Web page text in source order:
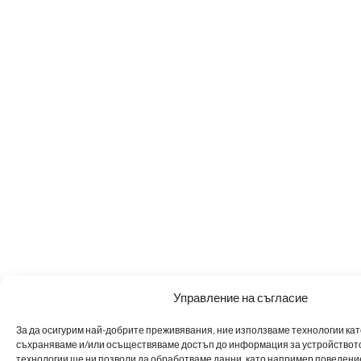
Управление на съгласие
За да осигурим най-добрите преживявания, ние използваме технологии
съхраняваме и/или осъществяваме достъп до информация за